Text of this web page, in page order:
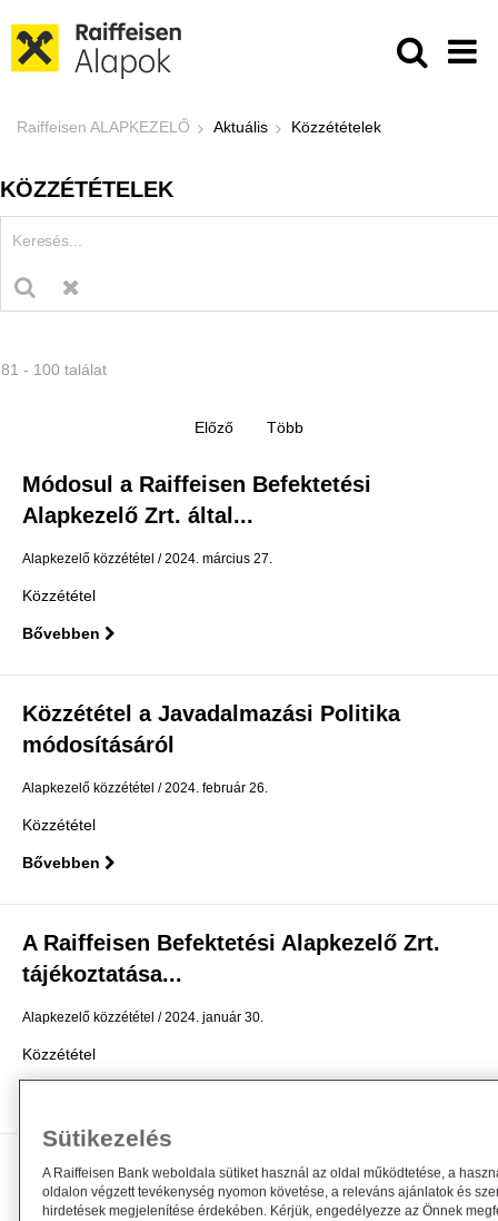
Közzétételek - Raiffeisen
Raiffeisen ALAPKEZELŐ Aktuális Közzétételek
KÖZZÉTÉTELEK
81 - 100 találat
Módosul a Raiffeisen Befektetési
Alapkezelő Zrt. által...
Alapkezelő közzététel 2024. március 27.
Közzététel
Bővebben
Közzététel a Javadalmazási Politika
módosításáról
Alapkezelő közzététel 2024. február 26.
Közzététel
Bővebben
A Raiffeisen Befektetési Alapkezelő Zrt.
tájékoztatása...
Alapkezelő közzététel 2024. január 30.
Közzététel
Tájékoztatás a Raiffeisen Befektetési
Alapkezelő Zrt....
Sütikezelés
A Raiffeisen Bank weboldala sütiket használ az oldal működtetése, a
oldalon végzett tevékenység nyomon követése, a releváns ajánlatok és
hirdetések megjelenítése érdekében. Kérjük, engedélyezze az Önnek